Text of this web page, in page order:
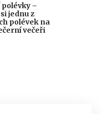
polévky –
jednu z
polévek na
večeři